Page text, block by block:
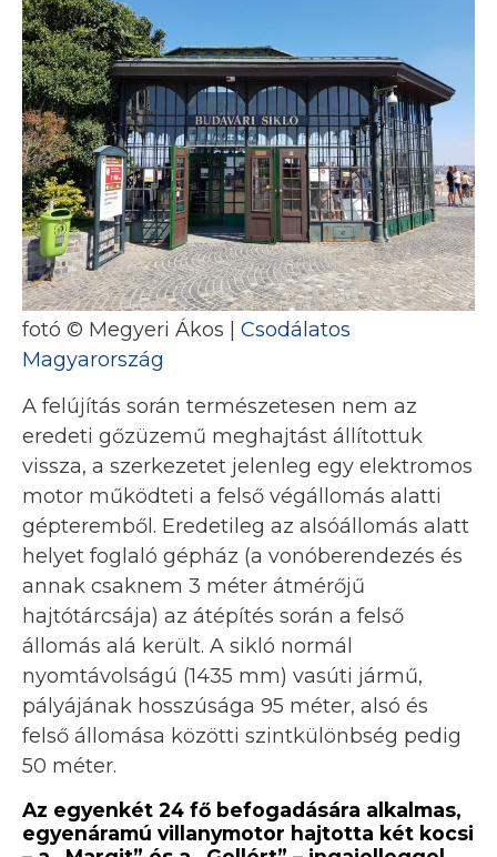
fotó © Megyeri Ákos | Csodálatos
Magyarország
A felújítás során természetesen nem az
eredeti gőzüzemű meghajtást állítottuk
vissza, a szerkezetet jelenleg egy elektromos
motor működteti a felső végállomás alatti
gépteremből. Eredetileg az alsóállomás alatt
helyet foglaló gépház (a vonóberendezés és
annak csaknem 3 méter átmérőjű
hajtótárcsája) az átépítés során a felső
állomás alá került. A sikló normál
nyomtávolságú (1435 mm) vasúti jármű,
pályájának hosszúsága 95 méter, alsó és
felső állomása közötti szintkülönbség pedig
50 méter.
Az egyenkét 24 fő befogadására alkalmas,
egyenáramú villanymotor hajtotta két kocsi